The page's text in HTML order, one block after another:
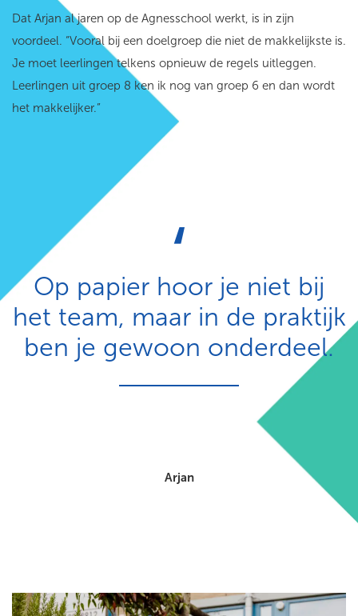
Dat Arjan al jaren op de Agnesschool werkt, is in zijn
voordeel. “Vooral bij een doelgroep die niet de makkelijkste is.
Je moet leerlingen telkens opnieuw de regels uitleggen.
Leerlingen uit groep 8 ken ik nog van groep 6 en dan wordt
het makkelijker.”
Op papier hoor je niet bij
het team, maar in de praktijk
ben je gewoon onderdeel.
Arjan